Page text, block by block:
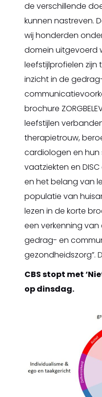
de verschillende
kunnen nastreven.
wij honderden
domein uitgevoerd
leefstijlprofielen zijn
inzicht in de
brochure
leefstijlen
therapietrouw,
cardiologen en hun
vaatziekten en
en het belang van
populatie van
lezen in de korte
een verkenning
gedrag- en
gezondheidszorg”.
CBS stopt met
op dinsdag.